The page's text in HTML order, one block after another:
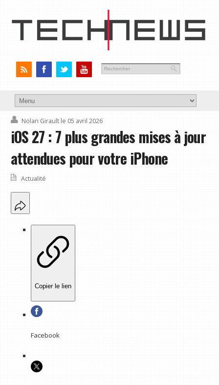
Nolan Girault le 05 avril 2026
iOS 27 : 7 plus grandes mises à jour
attendues pour votre iPhone
Actualité
Copier le lien
Facebook